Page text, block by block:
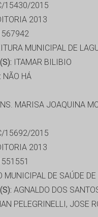
15430/2015
2013
MUNICIPAL DE
ITAMAR BILIBIO
NÃO HÁ
MARISA JOAQUINA
15692/2015
2013
MUNICIPAL DE SAÚDE DE
AGNALDO DOS
PELEGRINELLI, JOSE